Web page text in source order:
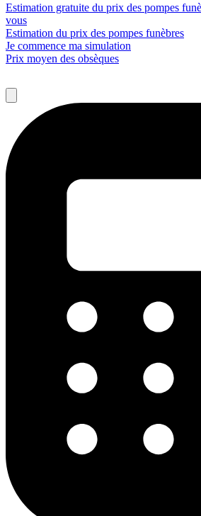
Estimation gratuite du prix des pompes
vous
Estimation du prix des pompes funèbres
Je commence ma simulation
Prix moyen des obsèques